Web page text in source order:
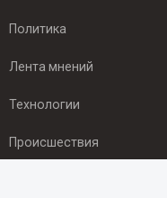
Политика
Лента мнений
Технологии
Происшествия